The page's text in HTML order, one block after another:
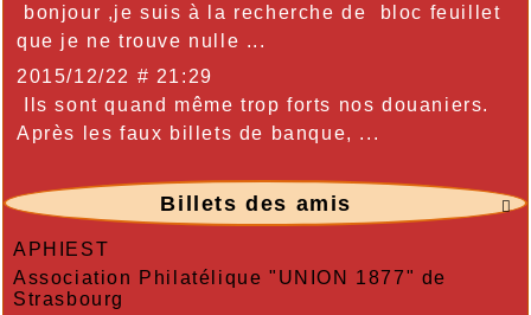
bonjour ,je suis à la recherche de bloc feuillet
que je ne trouve nulle ...
2015/12/22 # 21:29
Ils sont quand même trop forts nos douaniers.
Après les faux billets de banque, ...

Billets des amis
APHIEST
Association Philatélique "UNION 1877" de
Strasbourg